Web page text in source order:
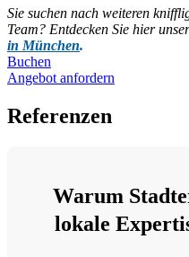
Sie suchen nach weiteren
Team? Entdecken Sie hier
in München.
Buchen
Angebot anfordern
Referenzen
Warum
lokale